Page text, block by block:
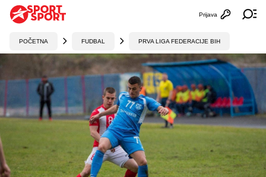
Otvori
Prijava
POČETNA FUDBAL PRVA LIGA FEDERACIJE BIH